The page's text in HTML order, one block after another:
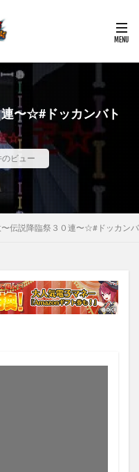
〜☆#ドッカンバト
のビュー
伝説降臨祭３０連〜☆#ドッカン